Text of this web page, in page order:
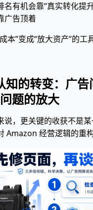
名有机会靠“真实转化提
广告顶着
本”变成“放大资产”的工
知的转变：广
题的放大
说，更关键的收获不是
Amazon 经营逻辑的重构